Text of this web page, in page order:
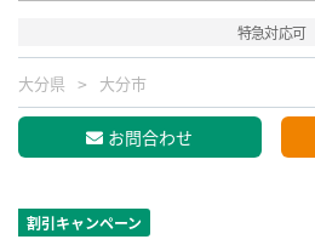
特急対応可
大分県 大分市
お問合わせ
割引キャンペーン